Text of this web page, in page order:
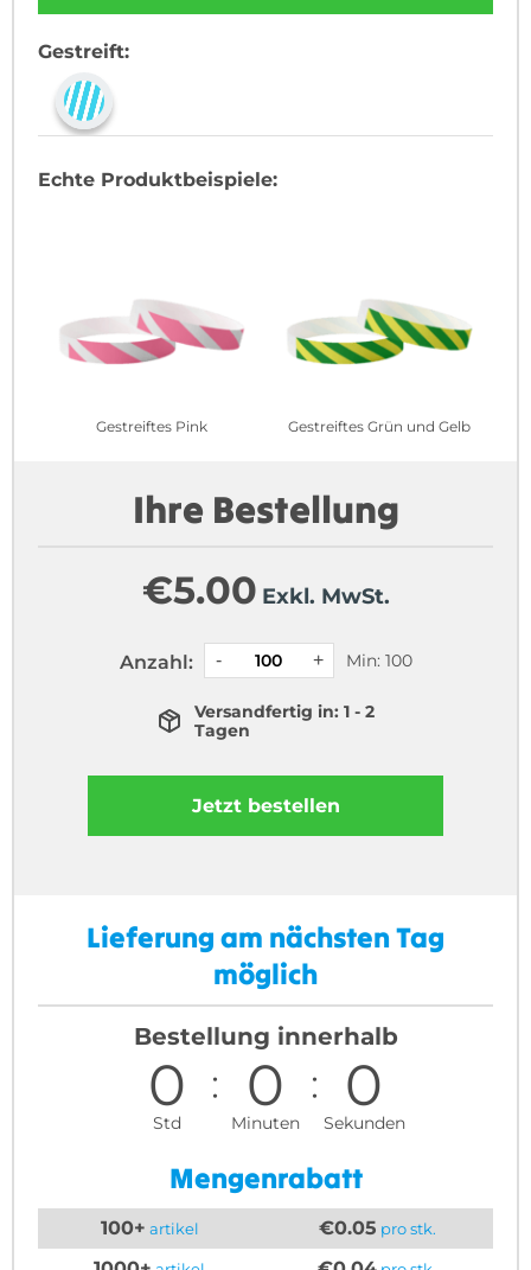
Gestreift:
Echte Produktbeispiele:
Gestreiftes Pink Gestreiftes Grün und Gelb
Ihre Bestellung
€5.00 Exkl. MwSt.
Anzahl: Min: 100
Versandfertig in: 1 - 2
Tagen
Jetzt bestellen
Lieferung am nächsten Tag
möglich
Bestellung innerhalb
0
Std
0
Minuten
0
Sekunden
Mengenrabatt
100+ artikel €0.05 pro stk.